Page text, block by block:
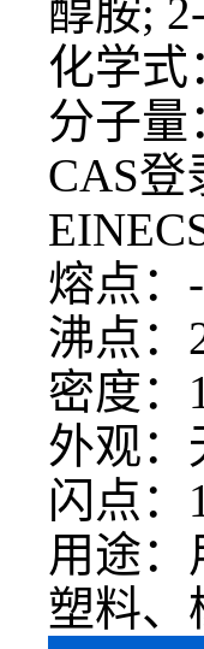
醇胺;
化学式
分子量
CAS登
熔点
沸点
密度：
外观：
闪点
用途
塑料、